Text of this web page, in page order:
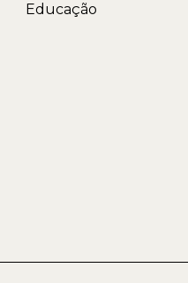
Educação